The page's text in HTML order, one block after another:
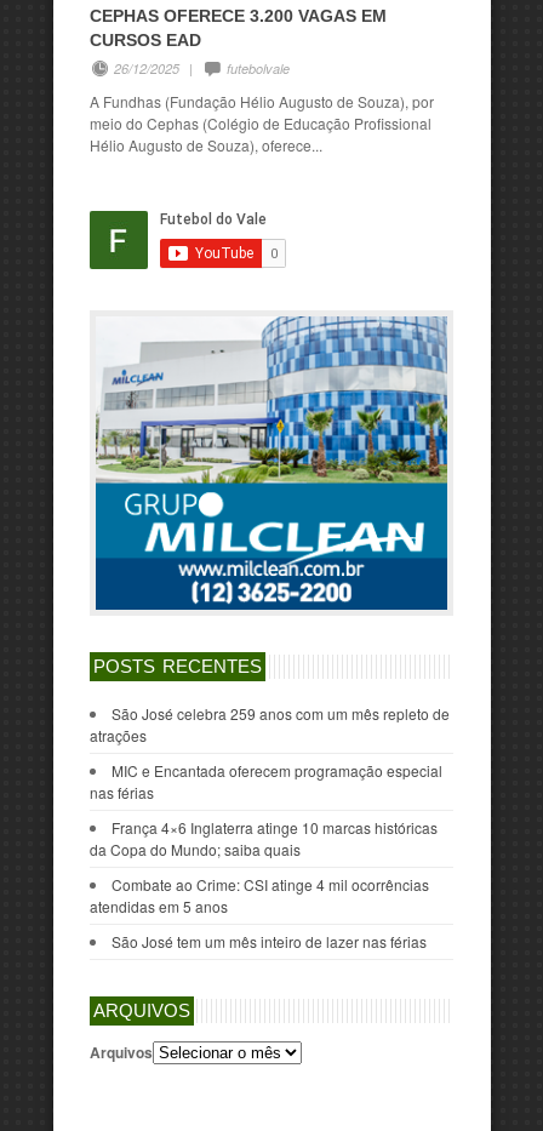
CEPHAS OFERECE 3.200 VAGAS EM
CURSOS EAD
26/12/2025 | futebolvale
A Fundhas (Fundação Hélio Augusto de Souza), por
meio do Cephas (Colégio de Educação Profissional
Hélio Augusto de Souza), oferece...
POSTS RECENTES
São José celebra 259 anos com um mês repleto de
atrações
MIC e Encantada oferecem programação especial
nas férias
França 4×6 Inglaterra atinge 10 marcas históricas
da Copa do Mundo; saiba quais
Combate ao Crime: CSI atinge 4 mil ocorrências
atendidas em 5 anos
São José tem um mês inteiro de lazer nas férias
ARQUIVOS
Arquivos